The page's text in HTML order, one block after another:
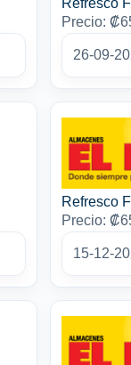
Refresco
Precio:
26-09-
Refresco
Precio:
15-12-